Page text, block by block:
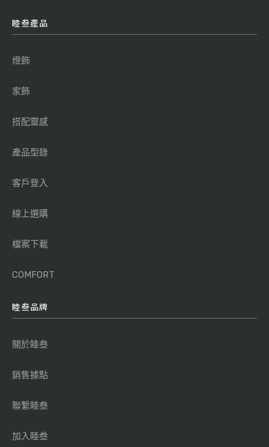
睦叁產品
燈飾
家飾
搭配靈感
產品型錄
客戶登入
線上選購
檔案下載
COMFORT
睦叁品牌
關於睦叁
銷售據點
聯繫睦叁
加入睦叁